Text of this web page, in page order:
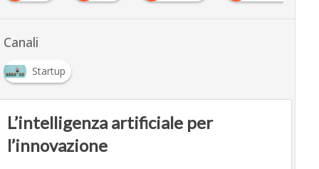
Canali
Startup
L’intelligenza artificiale per
l’innovazione